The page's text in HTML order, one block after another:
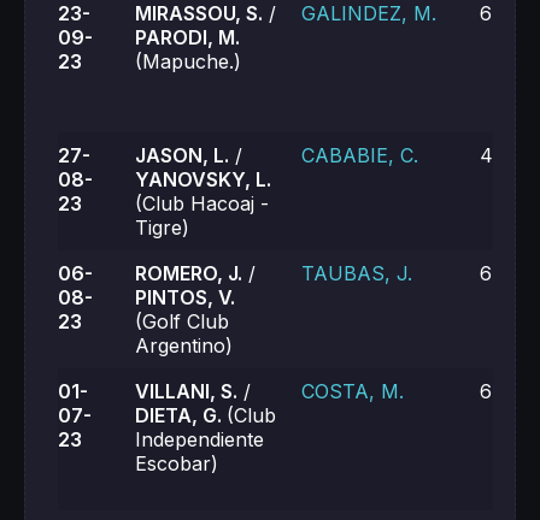
23-
09-
23
MIRASSOU, S. /
PARODI, M.
(Mapuche.)
GALINDEZ, M. 6-0,
27-
08-
23
JASON, L. /
YANOVSKY, L.
(Club Hacoaj -
Tigre)
CABABIE, C. 4-6,
06-
08-
23
ROMERO, J. /
PINTOS, V.
(Golf Club
Argentino)
TAUBAS, J. 6-1,
01-
07-
23
VILLANI, S. /
DIETA, G. (Club
Independiente
Escobar)
COSTA, M. 6-2,